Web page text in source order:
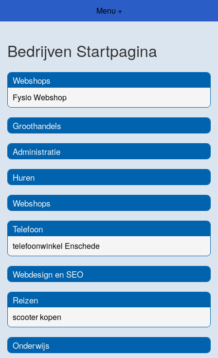
Menu +
Bedrijven Startpagina
Webshops
Fysio Webshop
Groothandels
Administratie
Huren
Webshops
Telefoon
telefoonwinkel Enschede
Webdesign en SEO
Reizen
scooter kopen
Onderwijs